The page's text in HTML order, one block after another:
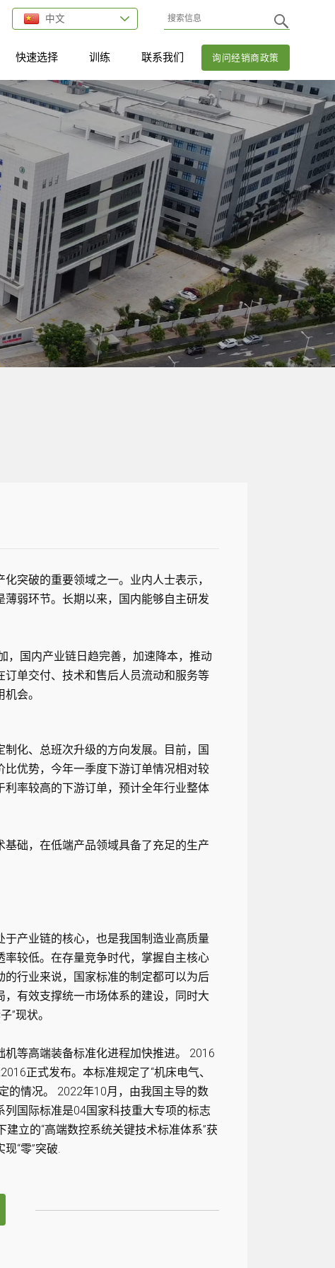
中文
询问经销商政策
快速选择 训练 联系我们
突破的重要领域之一。业内人士表示，
弱环节。长期以来，国内能够自主研发
，国内产业链日趋完善，加速降本，推动
单交付、技术和售后人员流动和服务等
会。
化、总班次升级的方向发展。目前，国
优势，今年一季度下游订单情况相对较
率较高的下游订单，预计全年行业整体
础，在低端产品领域具备了充足的生产
产业链的核心，也是我国制造业高质量
较低。在存量竞争时代，掌握自主核心
行业来说，国家标准的制定都可以为后
有效支撑统一市场体系的建设，同时大
”现状。
等高端装备标准化进程加快推进。 2016
正式发布。本标准规定了“机床电气、
的情况。 2022年10月，由我国主导的数
国际标准是04国家科技重大专项的标志
立的“高端数控系统关键技术标准体系”获
“零”突破.